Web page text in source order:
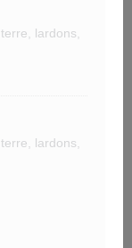
lardons,
lardons,